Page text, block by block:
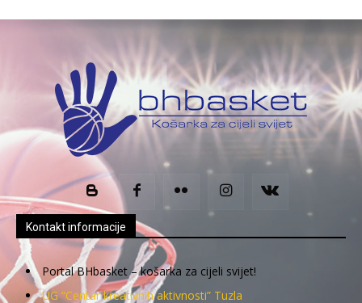
Kontakt informacije
Portal BHbasket – košarka za cijeli svijet!
UG “Centar kreativnih aktivnosti” Tuzla